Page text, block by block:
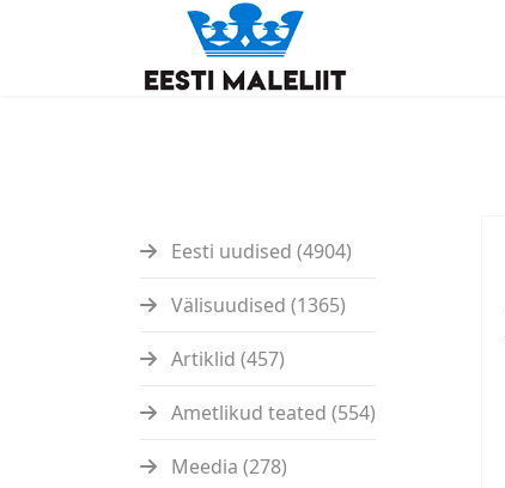
Eesti uudised (4904)
Välisuudised (1365)
Artiklid (457)
Ametlikud teated (554)
Meedia (278)